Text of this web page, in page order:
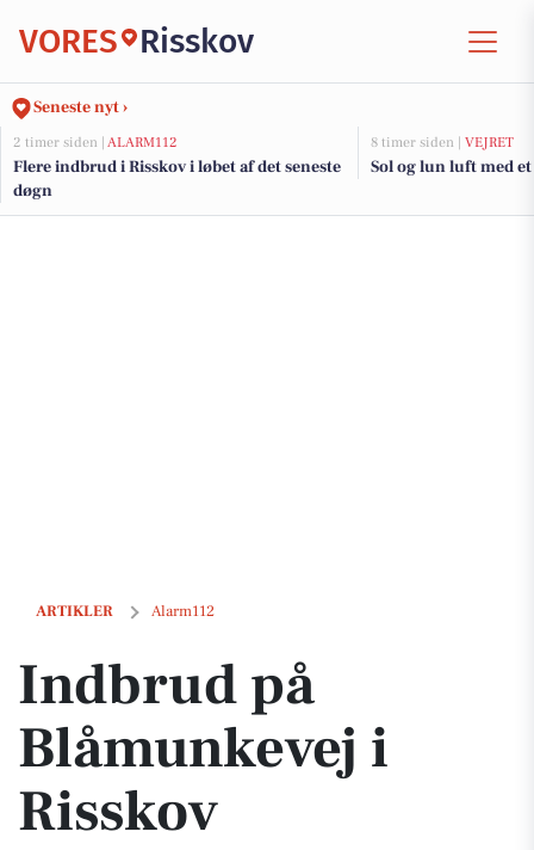
VORES Risskov
Seneste nyt ›
2 timer siden | ALARM112
Flere indbrud i Risskov i løbet af det seneste
døgn
8 timer siden | VEJRET
Sol og lun luft med
ARTIKLER Alarm112
Indbrud på Blåmunkevej i Risskov
Indbrud på
Blåmunkevej i
Risskov